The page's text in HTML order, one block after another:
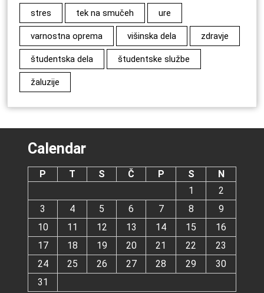
stres tek na smučeh ure
varnostna oprema višinska dela zdravje
študentska dela študentske službe
žaluzije
Calendar
P T S Č P S
N
1
2
3
4 5 6 7 8
9
10
11 12 13 14 15
16
17
18 19 20 21 22
23
24
25 26 27 28 29
30
31